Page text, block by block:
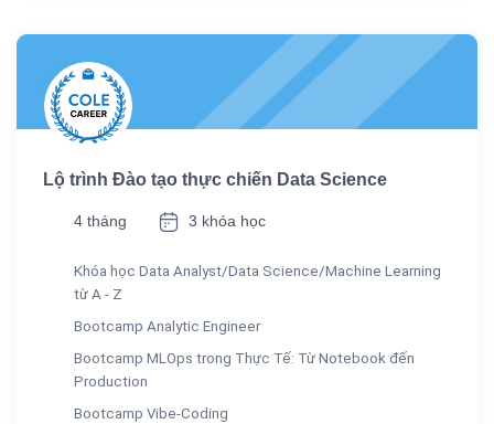
Lộ trình Đào tạo thực chiến Data Science
4 tháng 3 khóa học
Khóa học Data Analyst/Data Science/Machine Learning
từ A - Z
Bootcamp Analytic Engineer
Bootcamp MLOps trong Thực Tế: Từ Notebook đến
Production
Bootcamp Vibe-Coding